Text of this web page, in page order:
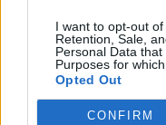
I want to opt-out of
Retention, Sale,
Personal Data
Purposes for
Opted Out
CONFIRM
SHOWBIZ
Η άγνωστη ιστορία
τολμηρή σκηνή της
και του Αλέκου
Οι παικταράδες που
περιμέναμε